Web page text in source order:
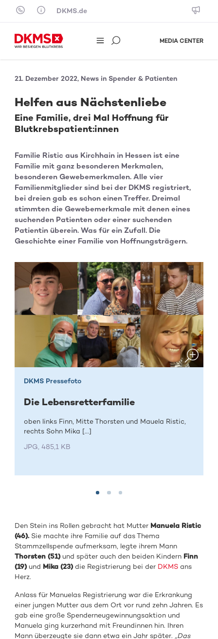
Skip to content
DKMS.de
MEDIA CENTER
21. Dezember 2022, News in Spender & Patienten
Helfen aus Nächstenliebe
Eine Familie, drei Mal Hoffnung für
Blutkrebspatient:innen
Familie Ristic aus Kirchhain in Hessen ist eine
Familie mit ganz besonderen Merkmalen,
besonderen Gewebemerkmalen. Alle vier
Familienmitglieder sind bei der DKMS registriert,
bei dreien gab es schon einen Treffer. Dreimal
stimmten die Gewebemerkmale mit denen eines
suchenden Patienten oder einer suchenden
Patientin überein. Was für ein Zufall. Die
Geschichte einer Familie von Hoffnungsträgern.
DKMS Pressefoto
Die Lebensretterfamilie
oben links Finn, Mitte Thorsten und Mauela Ristic,
rechts Sohn Mika [...]
JPG, 485,1 KB
Den Stein ins Rollen gebracht hat Mutter Manuela Ristic
(46). Sie machte ihre Familie auf das Thema
Stammzellspende aufmerksam, legte ihrem Mann
Thorsten (51)und später auch den beiden Kindern Finn
(19)und Mika (23)die Registrierung bei der DKMS ans
Herz.
Anlass für Manuelas Registrierung war die Erkrankung
einer jungen Mutter aus dem Ort vor rund zehn Jahren. Es
gab eine große Spenderneugewinnungsaktion und
Manuela ging kurzerhand mit Freundinnen hin. Ihren
Mann überzeugte sie dann etwa ein Jahr später. „Das